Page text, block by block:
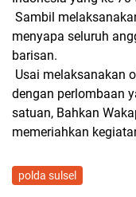
Sambil
menyapa seluruh
barisan.
Usai melaksanakan
dengan perlombaan
satuan, Bahkan
memeriahkan
polda sulsel